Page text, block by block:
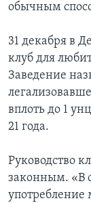
обычным
31 декабря в
клуб для
Заведение
вплоть до 1
21 года.
Руководство
законным. «В
употребление